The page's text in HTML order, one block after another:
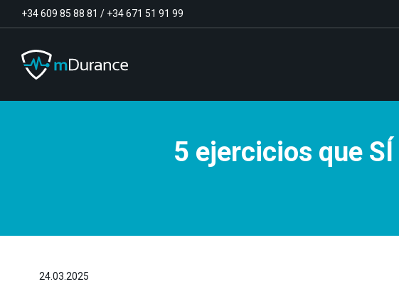
+34 609 85 88 81 / +34 671 51 91 99
Vídeo-Feedback
5 ejercicios que
24.03.2025